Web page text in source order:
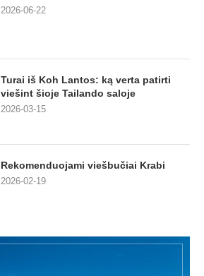
2026-06-22
Turai iš Koh Lantos: ką verta patirti
viešint šioje Tailando saloje
2026-03-15
Rekomenduojami viešbučiai Krabi
2026-02-19